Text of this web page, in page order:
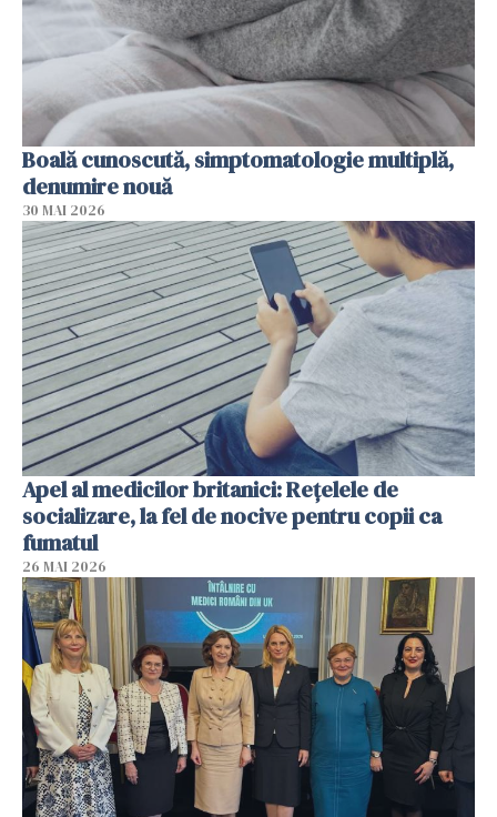
Boală cunoscută, simptomatologie multiplă,
denumire nouă
30 MAI 2026
Apel al medicilor britanici: Reţelele de
socializare, la fel de nocive pentru copii ca
fumatul
26 MAI 2026